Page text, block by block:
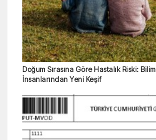
Doğum Sırasına Göre Hastalık Riski: Bilim
İnsanlarından Yeni Keşif